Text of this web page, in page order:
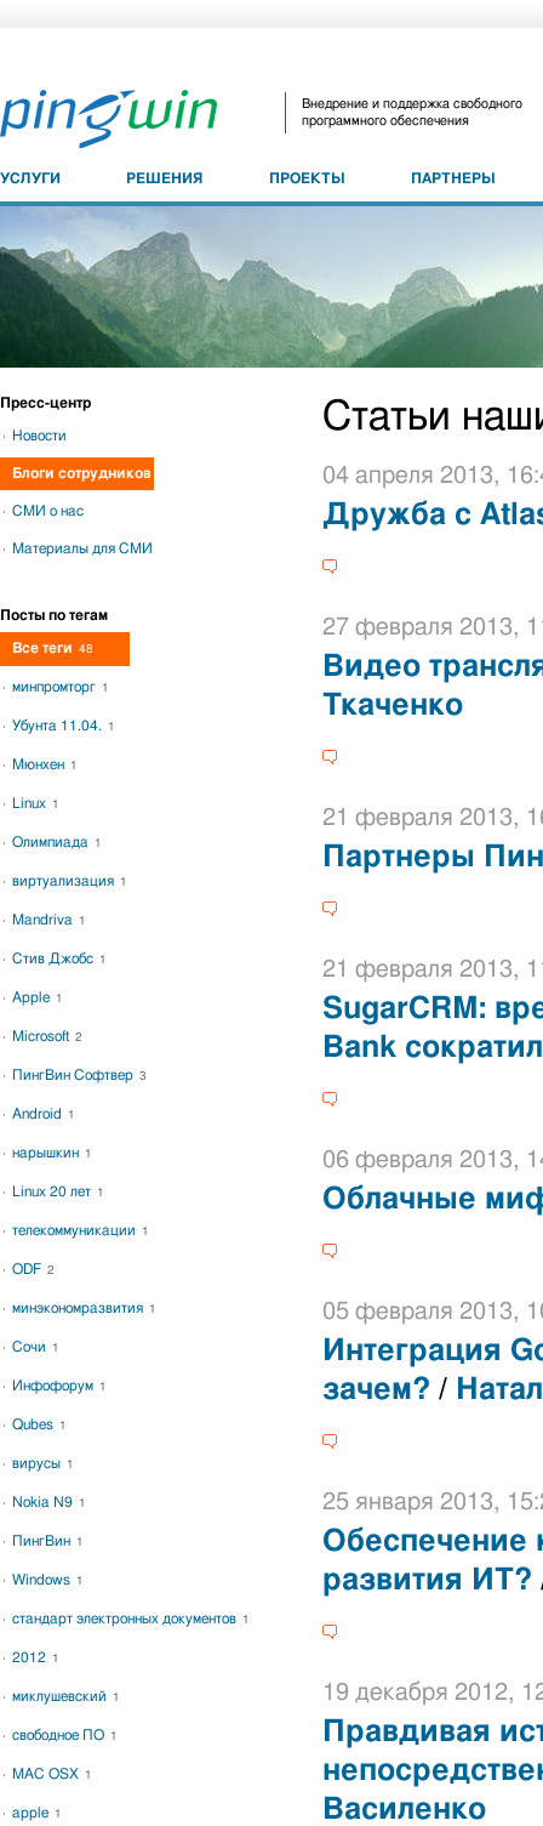
Внедрение и поддержка свободного
программного обеспечения
УСЛУГИ РЕШЕНИЯ ПРОЕКТЫ ПАРТНЕРЫ
Статьи
04 апреля 2013,
Дружба с
27 февраля 2013,
Видео
Ткаченко
21 февраля 2013,
Партнеры
21 февраля 2013,
SugarCRM:
Bank
06 февраля 2013,
Облачные
05 февраля 2013,
Интеграция
зачем? /
25 января 2013,
Обеспечение
развития ИТ?
19 декабря 2012,
Правдивая
Василенко
Пресс-центр
Новости
Блоги сотрудников
СМИ о нас
Материалы для СМИ
Посты по тегам
Все теги 48
минпромторг 1
Убунта 11.04. 1
Мюнхен 1
Linux 1
Олимпиада 1
виртуализация 1
Mandriva 1
Стив Джобс 1
Apple 1
Microsoft 2
ПингВин Софтвер 3
Android 1
нарышкин 1
Linux 20 лет 1
телекоммуникации 1
ODF 2
минэкономразвития 1
Сочи 1
Инфофорум 1
Qubes 1
вирусы 1
Nokia N9 1
ПингВин 1
Windows 1
стандарт электронных документов 1
2012 1
миклушевский 1
свободное ПО 1
MAC OSX 1
apple 1